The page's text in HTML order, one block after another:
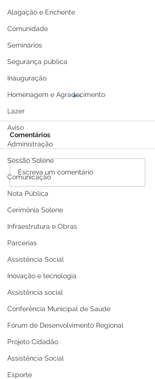
Alagação e Enchente
Comunidade
Seminários
Segurança pública
Inauguração
Homenagem e Agradecimento
Lazer
Aviso
Administração
Sessão Solene
Comunicação
Nota Pública
Cerimônia Solene
Infraestrutura e Obras
Parcerias
Assistência Social
Inovação e tecnologia
Assistência social
Conferência Municipal de Saúde
Fórum de Desenvolvimento Regional
Projeto Cidadão
Assistência Social
Esporte
PE N°016/2025 - AVISO
DE ADIAMENTO
Comentários
Escreva um comentário